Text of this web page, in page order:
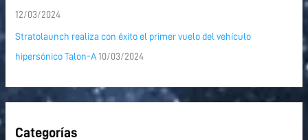
12/03/2024
Stratolaunch realiza con éxito el primer vuelo del vehículo
hipersónico Talon-A 10/03/2024
Categorías